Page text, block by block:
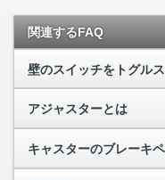
関連するFAQ
壁のスイッチをトグル
アジャスターとは
キャスターのブレーキ